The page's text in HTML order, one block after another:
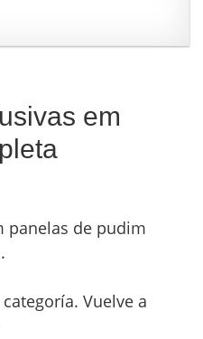
em
panelas de pudim
Vuelve a